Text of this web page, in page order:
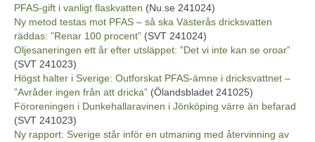
PFAS-gift i vanligt flaskvatten (Nu.se 241024)
Ny metod testas mot PFAS – så ska Västerås dricksvatten
räddas: ”Renar 100 procent” (SVT 241024)
Oljesaneringen ett år efter utsläppet: ”Det vi inte kan se oroar”
(SVT 241023)
Högst halter i Sverige: Outforskat PFAS-ämne i dricksvattnet –
”Avråder ingen från att dricka” (Ölandsbladet 241025)
Föroreningen i Dunkehallaravinen i Jönköping värre än befarad
(SVT 241023)
Ny rapport: Sverige står inför en utmaning med återvinning av